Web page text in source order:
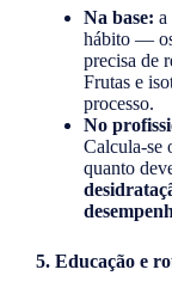
Na base: a
hábito —
precisa de
Frutas e
processo.
No
Calcula-se
quanto
5. Educação e